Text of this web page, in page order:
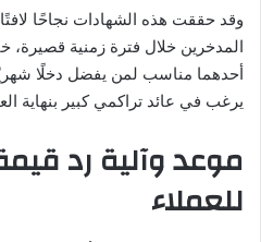
وقد حققت هذه الشهادات نجاحًا
المدخرين خلال فترة زمنية قصيرة،
أحدهما مناسب لمن يفضل دخلًا
يرغب في عائد تراكمي كبير بنهاية
موعد وآلية رد
للعملاء